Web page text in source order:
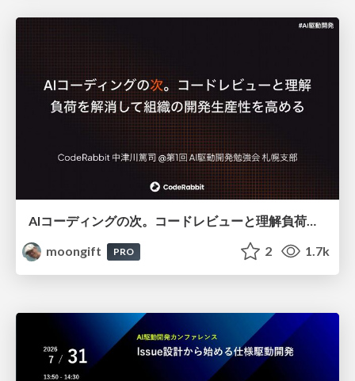
AIコーディングの次。コードレビューと理解負荷を解消して組織の開発生産性を高める
moongift
PRO 2 1.7k